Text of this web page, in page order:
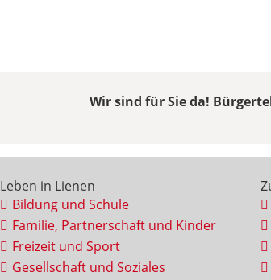
Wir sind für Sie da!
Leben in Lienen
Bildung und Schule
Familie, Partnerschaft und Kinder
Freizeit und Sport
Gesellschaft und Soziales